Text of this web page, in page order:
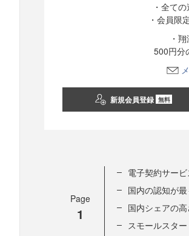
・全て
・会員限
・
500円分
新規会員登録 無料
Page
1
電子契約サー
国内の認知が
国内シェアの
スモールスタ